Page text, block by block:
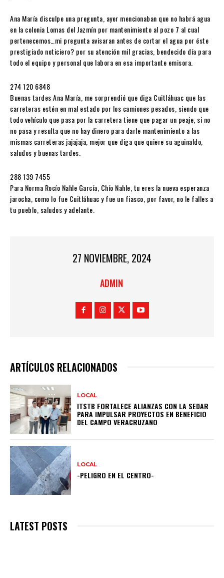
Ana María disculpe una pregunta, ayer mencionaban que no habrá agua
en la colonia Lomas del Jazmín por mantenimiento al pozo 7 al cual
pertenecemos…mi pregunta avisaran antes de cortar el agua por éste
prestigiado noticiero? por su atención mil gracias, bendecido día para
todo el equipo y personal que labora en esa importante emisora.
274 120 6848
Buenas tardes Ana María, me sorprendió que diga Cuitláhuac que las
carreteras estén en mal estado por los camiones pesados, siendo que
todo vehículo que pasa por la carretera tiene que pagar un peaje, si no
no pasa y resulta que no hay dinero para darle mantenimiento a las
mismas carreteras jajajaja, mejor que diga que quiere su aguinaldo,
saludos y buenas tardes.
288 139 7455
Para Norma Rocío Nahle García, Chío Nahle, tu eres la nueva esperanza
jarocha, como lo fue Cuitláhuac y fue un fiasco, por favor, no le falles a
tu pueblo, saludos y adelante.
27 NOVIEMBRE, 2024
ADMIN
ARTÍCULOS RELACIONADOS
LOCAL
ITSTB FORTALECE ALIANZAS CON LA SEDAR
PARA IMPULSAR PROYECTOS EN BENEFICIO
DEL CAMPO VERACRUZANO
LOCAL
-PELIGRO EN EL CENTRO-
LATEST POSTS